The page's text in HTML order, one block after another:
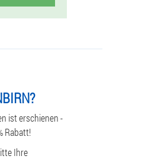
ist erschienen -
Rabatt!
Ihre